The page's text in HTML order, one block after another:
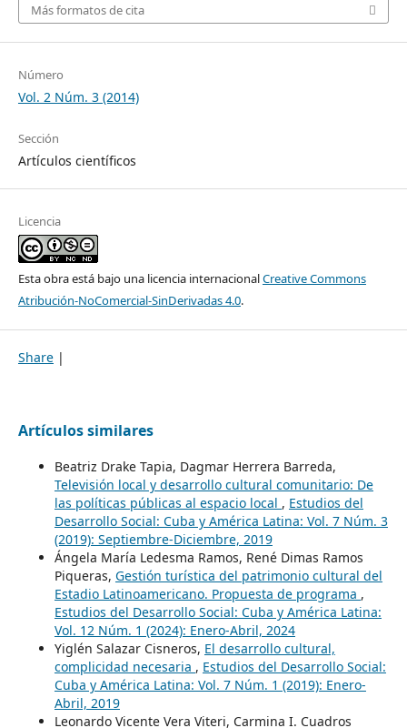
Más formatos de cita
Número
Vol. 2 Núm. 3 (2014)
Sección
Artículos científicos
Licencia
Esta obra está bajo una licencia internacionalCreative Commons
Atribución-NoComercial-SinDerivadas 4.0.
Share |
Artículos similares
Beatriz Drake Tapia, Dagmar Herrera Barreda,
Televisión local y desarrollo cultural comunitario: De
las políticas públicas al espacio local , Estudios del
Desarrollo Social: Cuba y América Latina: Vol. 7 Núm. 3
(2019): Septiembre-Diciembre, 2019
Ángela María Ledesma Ramos, René Dimas Ramos
Piqueras, Gestión turística del patrimonio cultural del
Estadio Latinoamericano. Propuesta de programa ,
Estudios del Desarrollo Social: Cuba y América Latina:
Vol. 12 Núm. 1 (2024): Enero-Abril, 2024
Yiglén Salazar Cisneros, El desarrollo cultural,
complicidad necesaria , Estudios del Desarrollo Social:
Cuba y América Latina: Vol. 7 Núm. 1 (2019): Enero-
Abril, 2019
Leonardo Vicente Vera Viteri, Carmina I. Cuadros